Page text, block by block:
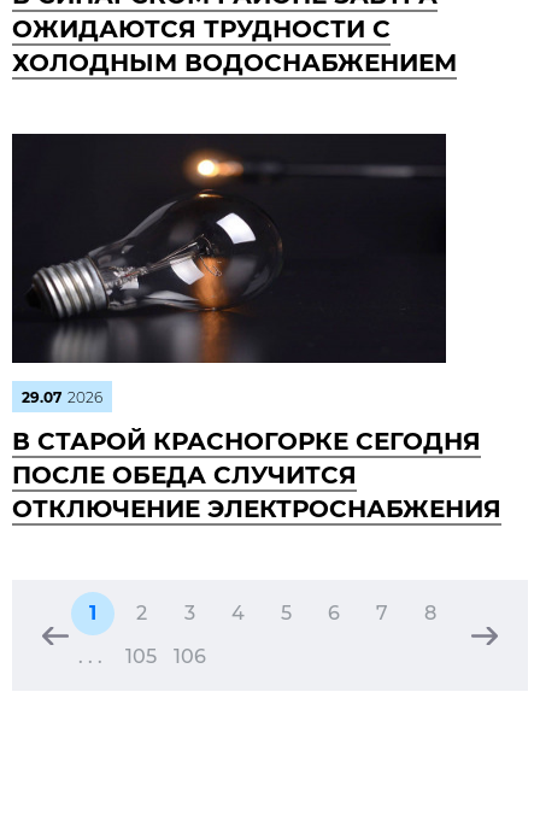
ОЖИДАЮТСЯ ТРУДНОСТИ С
ХОЛОДНЫМ ВОДОСНАБЖЕНИЕМ
29.07 2026
В СТАРОЙ КРАСНОГОРКЕ СЕГОДНЯ
ПОСЛЕ ОБЕДА СЛУЧИТСЯ
ОТКЛЮЧЕНИЕ ЭЛЕКТРОСНАБЖЕНИЯ
1 2 3 4 5 6 7
8
. . .
105 106